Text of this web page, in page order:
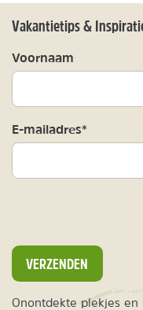
Vakantietips &
Voornaam
E-mailadres*
VERZENDEN
Onontdekte plekjes